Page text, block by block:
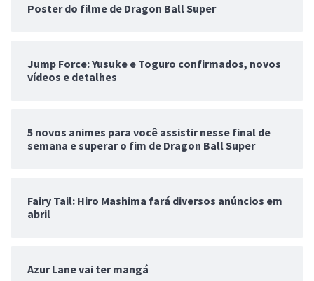
Poster do filme de Dragon Ball Super
Jump Force: Yusuke e Toguro confirmados, novos
vídeos e detalhes
5 novos animes para você assistir nesse final de
semana e superar o fim de Dragon Ball Super
Fairy Tail: Hiro Mashima fará diversos anúncios em
abril
Azur Lane vai ter mangá